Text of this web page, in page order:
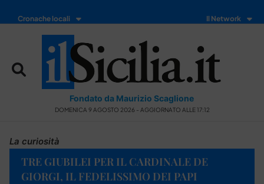
Cronache locali Il Network
Fondato da Maurizio Scaglione
DOMENICA 9 AGOSTO 2026 - AGGIORNATO ALLE 17:12
La curiosità
TRE GIUBILEI PER IL CARDINALE DE
GIORGI, IL FEDELISSIMO DEI PAPI